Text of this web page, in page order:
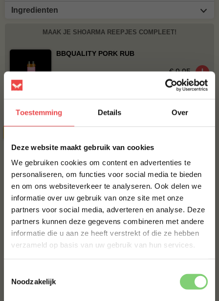
Toestemming Details Over
Deze website maakt gebruik van cookies
We gebruiken cookies om content en advertenties te
personaliseren, om functies voor social media te bieden
en om ons websiteverkeer te analyseren. Ook delen we
informatie over uw gebruik van onze site met onze
partners voor social media, adverteren en analyse. Deze
partners kunnen deze gegevens combineren met andere
informatie die u aan ze heeft verstrekt of die ze hebben
verzameld op basis van uw gebruik van hun services.
Noodzakelijk
Ingredienten
MAAK JE SHOARMA REEPJES COMPLEET!
BBQUALITY PORK RUB
€ 9,95
Bestel alles
Varkensschnitzel
(10)
€ 7,-
Angus burger, 6 halen 5
betalen
€ 30,- € 25,-
10% korting op je
eerste bestelling*
Schrijf je in voor onze nieuwsbrief en ontvang direct
10% korting op jouw eerste bestelling.
VOORNAAM
ACHTERNAAM